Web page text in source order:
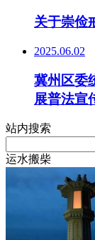
关于崇俭
2025.06.02
冀州区委
展普法宣
站内搜索
for:
运水搬柴